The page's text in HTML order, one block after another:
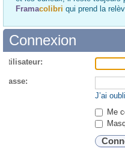
Framacolibri qui prend la
Connexion
passe:
J’ai
Me